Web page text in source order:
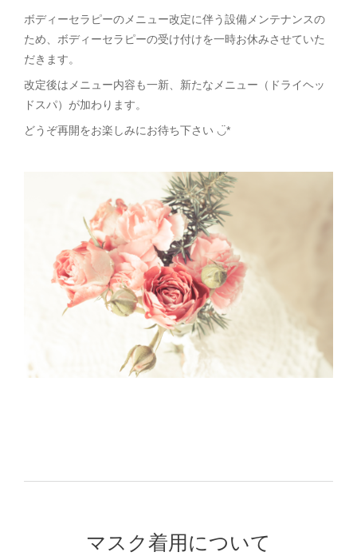
ボディーセラピーのメニュー改定に伴う設備メンテナンスの
ため、ボディーセラピーの受け付けを一時お休みさせていた
だきます。
改定後はメニュー内容も一新、新たなメニュー（ドライヘッ
ドスパ）が加わります。
どうぞ再開をお楽しみにお待ち下さい ◡̈*
マスク着用について